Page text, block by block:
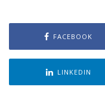
FACEBOOK
LINKEDIN